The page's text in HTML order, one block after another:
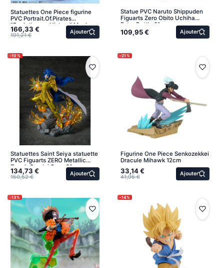
Statuettes One Piece figurine
PVC Portrait.Of.Pirates
"Evolutionary History" Monkey
D. Luff
166,33 €
191,21 € Ajouter
Statue PVC Naruto Shippuden
Figuarts Zero Obito Uchiha
Extra Battle 21c...
109,95 € Ajouter
-10%
Statuettes Saint Seiya statuette
PVC Figuarts ZERO Metallic
Touch Gemini Saga 21 cm
134,73 €
150,52 € Ajouter
-21%
Figurine One Piece Senkozekkei
Dracule Mihawk 12cm
33,14 €
41,95 € Ajouter
-13% -14%